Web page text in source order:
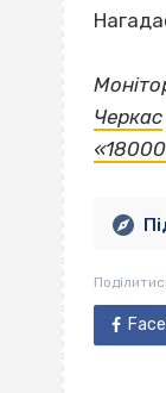
Черкас